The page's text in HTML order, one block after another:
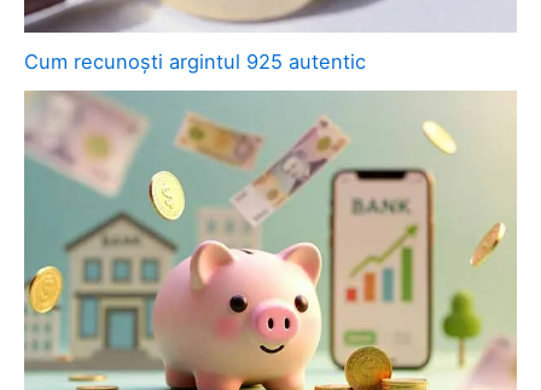
Cum recunoști argintul 925 autentic